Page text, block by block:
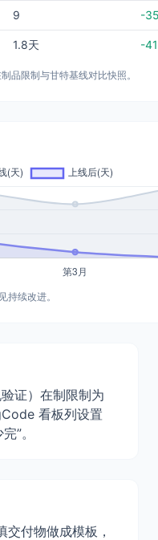
9 -
1.8天 -
品限制与甘特基线对比快照。
持续改进。
证）在制限制为
看板列设置
”。
付物做成模板，